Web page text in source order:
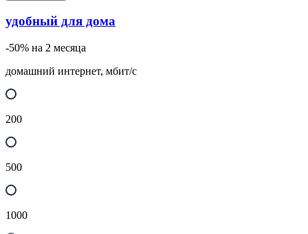
удобный для дома
-50% на 2 месяца
домашний интернет, мбит/с
200
500
1000